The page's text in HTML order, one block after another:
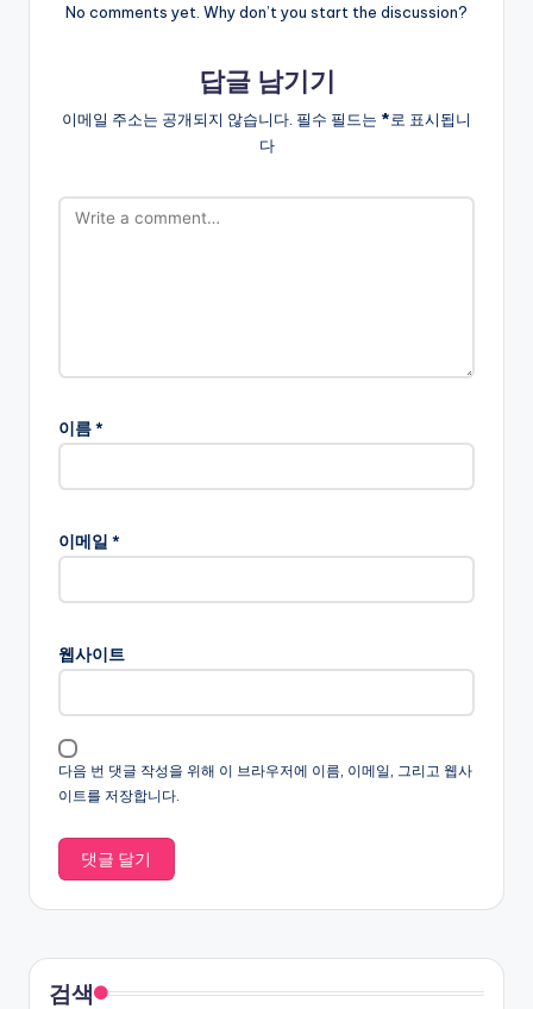
No comments yet. Why don’t you start the discussion?
답글 남기기
이메일 주소는 공개되지 않습니다. 필수 필드는 *로 표시됩니
다
이름*
이메일 *
웹사이트
다음 번 댓글 작성을 위해 이 브라우저에 이름, 이메일, 그리고 웹사
이트를 저장합니다.
검색